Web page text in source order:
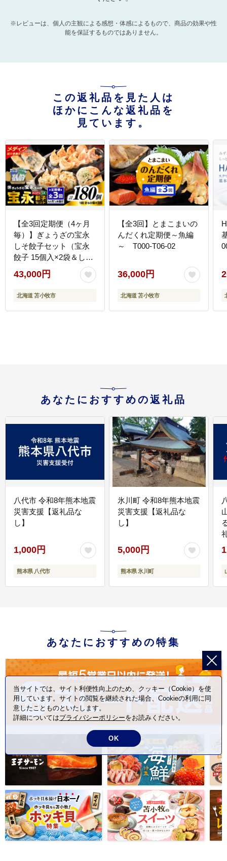
※レビューは、個人の主観による感想・体感によるもので、商品の効果や性
能を保証するものではありません。
この返礼品を見た人は
ほかにこんな返礼品を
見ています。
【全3回定期便（4ヶ月
毎）】ぎょうざの宝永
しそ餃子セット（宝永
餃子 15個入×2袋＆しそ
餃子 15個入×2袋）合計
1.5kg T004-T04-01
43,000円
北海道 苫小牧市
【全3回】とまこまいの
んだくれ定期便～魚編
～ T000-T06-02
36,000円
北海道 苫小牧市
あなたにおすすめの返礼品
八代市 令和8年熊本地震
災害支援【返礼品な
し】
1,000円
熊本県 八代市
氷川町 令和8年熊本地震
災害支援【返礼品な
し】
5,000円
熊本県 氷川町
あなたにおすすめの特集
当サイトでは、サイト利便性向上のため、クッキー（Cookie）を使
用しています。サイトの閲覧を継続された場合、Cookieの利用に同
意したことものといたします。
詳細についてはプライバシーポリシーをお読みください。
OK